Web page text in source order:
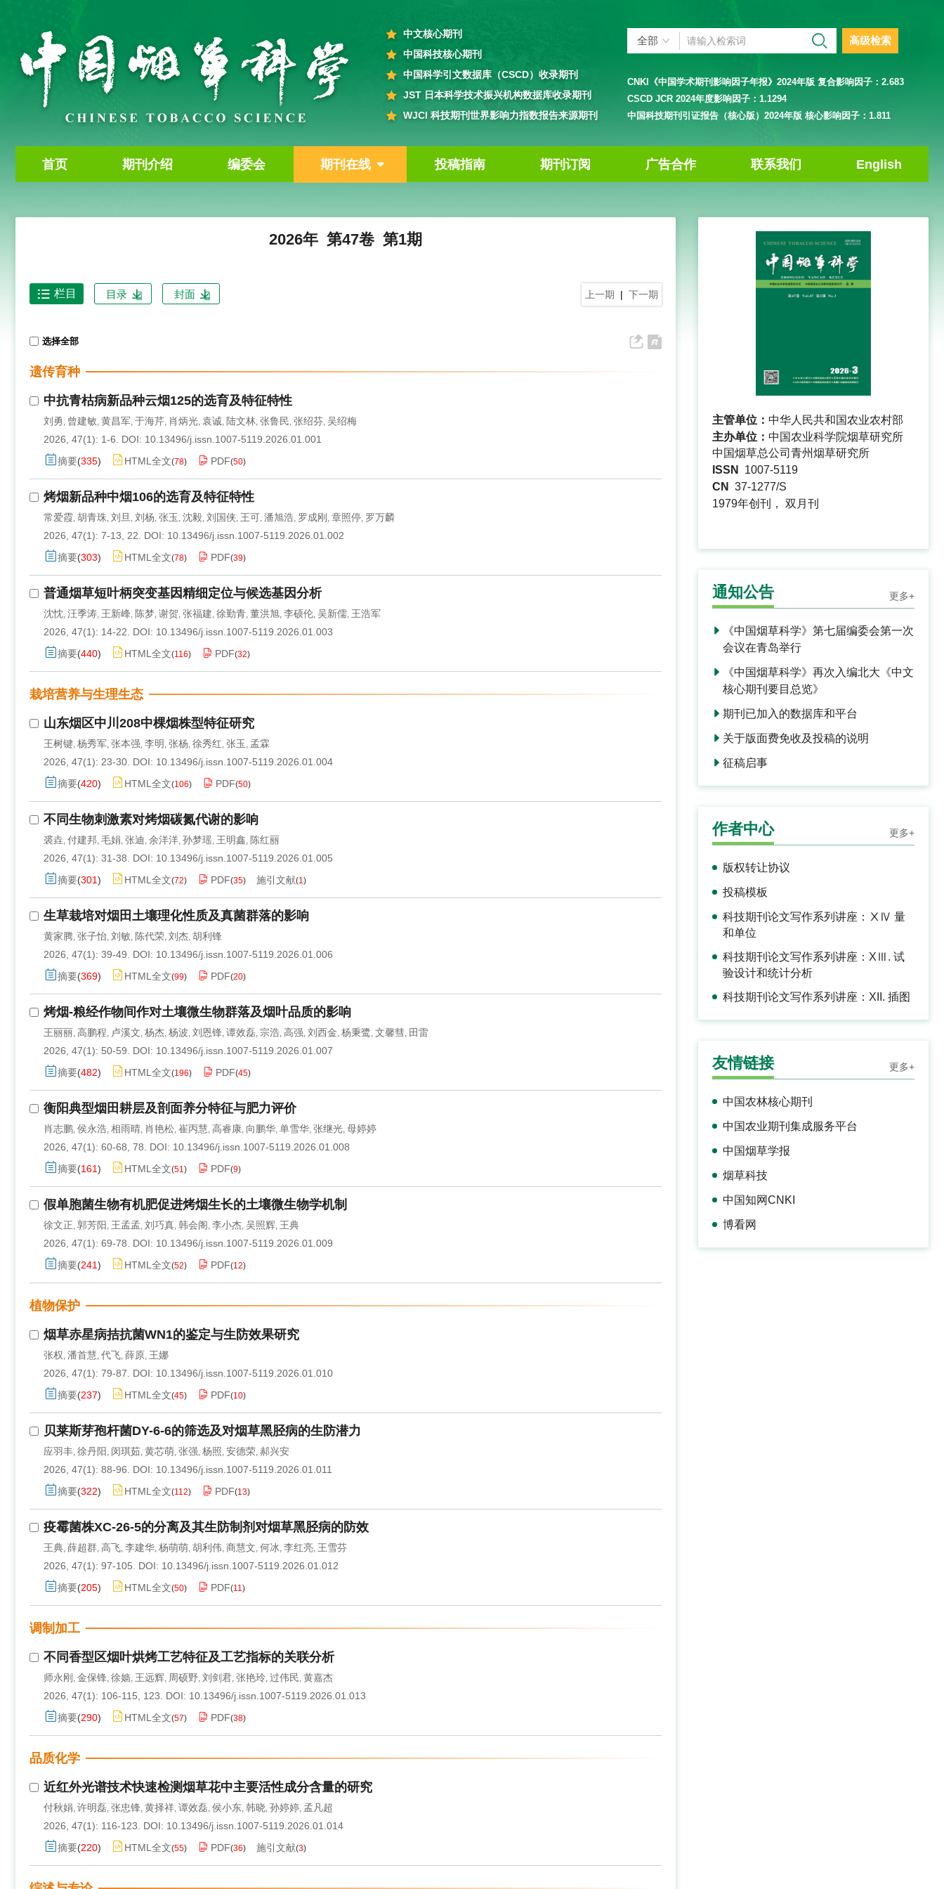
中文核心期刊
中国科技核心期刊
中国科学引文数据库（CSCD）收录期刊
JST 日本科学技术振兴机构数据库收录期刊
WJCI 科技期刊世界影响力指数报告来源期刊
高级检索
CNKI《中国学术期刊影响因子年报》2024年版 复合影响因子： 2.683
CSCD JCR 2024年度影响因子： 1.1294
中国科技期刊引证报告（核心版）2024年版 核心影响因子： 1.811
首页 期刊介绍 编委会 期刊在线 投稿指南 期刊订阅 广告合作 联系我们 English
2026年 第47卷 第1期
上一期 | 下一期
栏目 目录 封面
选择全部
遗传育种
中抗青枯病新品种云烟125的选育及特征特性
刘勇 , 曾建敏, 黄昌军, 于海芹, 肖炳光, 袁诚, 陆文林, 张鲁民, 张绍芬, 吴绍梅
2026, 47(1): 1-6.
DOI: 10.13496/j.issn.1007-5119.2026.01.001
摘要(335) HTML全文(78) PDF(50)
烤烟新品种中烟106的选育及特征特性
常爱霞, 胡青珠, 刘旦 , 刘杨, 张玉 , 沈毅, 刘国侠, 王可, 潘旭浩, 罗成刚 , 章照停, 罗万麟
2026, 47(1): 7-13, 22.
DOI: 10.13496/j.issn.1007-5119.2026.01.002
摘要(303) HTML全文(78) PDF(39)
普通烟草短叶柄突变基因精细定位与候选基因分析
沈忱, 汪季涛, 王新峰, 陈梦, 谢贺, 张福建, 徐勤青, 董洪旭, 李硕伦, 吴新儒, 王浩军
2026, 47(1): 14-22.
DOI: 10.13496/j.issn.1007-5119.2026.01.003
摘要(440) HTML全文(116) PDF(32)
栽培营养与生理生态
山东烟区中川208中棵烟株型特征研究
王树键, 杨秀军, 张本强, 李明 , 张杨, 徐秀红, 张玉 , 孟霖
2026, 47(1): 23-30. DOI: 10.13496/j.issn.1007-5119.2026.01.004
摘要(420) HTML全文(106) PDF(50)
不同生物刺激素对烤烟碳氮代谢的影响
裘垚, 付建邦, 毛娟, 张迪 , 余洋洋, 孙梦瑶, 王明鑫, 陈红丽
2026, 47(1): 31-38.
DOI: 10.13496/j.issn.1007-5119.2026.01.005
摘要(301) HTML全文(72) PDF(35) 施引文献(1)
生草栽培对烟田土壤理化性质及真菌群落的影响
黄家腾, 张子怡, 刘敏, 陈代荣, 刘杰, 胡利锋
2026, 47(1): 39-49.
DOI: 10.13496/j.issn.1007-5119.2026.01.006
摘要(369) HTML全文(99) PDF(20)
烤烟-粮经作物间作对土壤微生物群落及烟叶品质的影响
王丽丽, 高鹏程, 卢溪文, 杨杰, 杨波, 刘恩锋, 谭效磊, 宗浩, 高强, 刘西金, 杨秉鹭, 文馨彗, 田雷
2026, 47(1): 50-59.
DOI: 10.13496/j.issn.1007-5119.2026.01.007
摘要(482) HTML全文(196) PDF(45)
衡阳典型烟田耕层及剖面养分特征与肥力评价
肖志鹏, 侯永浩, 相雨晴, 肖艳松, 崔丙慧, 高睿康, 向鹏华, 单雪华, 张继光, 母婷婷
2026, 47(1): 60-68, 78.
DOI: 10.13496/j.issn.1007-5119.2026.01.008
摘要(161) HTML全文(51) PDF(9)
假单胞菌生物有机肥促进烤烟生长的土壤微生物学机制
徐文正, 郭芳阳, 王孟孟, 刘巧真, 韩会阁, 李小杰, 吴照辉, 王典
2026, 47(1): 69-78.
DOI: 10.13496/j.issn.1007-5119.2026.01.009
摘要(241) HTML全文(52) PDF(12)
植物保护
烟草赤星病拮抗菌WN1的鉴定与生防效果研究
张权, 潘首慧, 代飞, 薛原, 王娜
2026, 47(1): 79-87.
DOI: 10.13496/j.issn.1007-5119.2026.01.010
摘要(237) HTML全文(45) PDF(10)
贝莱斯芽孢杆菌DY-6-6的筛选及对烟草黑胫病的生防潜力
应羽丰, 徐丹阳, 闵琪茹, 黄芯萌, 张强, 杨照, 安德荣, 郝兴安
2026, 47(1): 88-96.
DOI: 10.13496/j.issn.1007-5119.2026.01.011
摘要(322) HTML全文(112) PDF(13)
疫霉菌株XC-26-5的分离及其生防制剂对烟草黑胫病的防效
王典, 薛超群, 高飞, 李建华, 杨萌萌, 胡利伟, 商慧文, 何冰, 李红亮, 王雪芬
2026, 47(1): 97-105.
DOI: 10.13496/j.issn.1007-5119.2026.01.012
摘要(205) HTML全文(50) PDF(11)
调制加工
不同香型区烟叶烘烤工艺特征及工艺指标的关联分析
师永刚 , 金保锋, 徐嫱, 王远辉, 周硕野, 刘剑君, 张艳玲, 过伟民, 黄嘉杰
2026, 47(1): 106-115, 123.
DOI: 10.13496/j.issn.1007-5119.2026.01.013
摘要(290) HTML全文(57) PDF(38)
品质化学
近红外光谱技术快速检测烟草花中主要活性成分含量的研究
付秋娟, 许明磊, 张忠锋, 黄择祥, 谭效磊, 侯小东, 韩晓, 孙婷婷, 孟凡超
2026, 47(1): 116-123.
DOI: 10.13496/j.issn.1007-5119.2026.01.014
摘要(220) HTML全文(55) PDF(36) 施引文献(3)
主管单位： 中华人民共和国农业农村部
主办单位： 中国农业科学院烟草研究所
中国烟草总公司青州烟草研究所
ISSN
1007-5119
CN
37-1277/S
1979年创刊， 双月刊
通知公告 更多+
《中国烟草科学》第七届编委会第一次
会议在青岛举行
《中国烟草科学》再次入编北大《中文
核心期刊要目总览》
期刊已加入的数据库和平台
关于版面费免收及投稿的说明
征稿启事
作者中心 更多+
版权转让协议
投稿模板
科技期刊论文写作系列讲座：ⅩⅣ 量
和单位
科技期刊论文写作系列讲座：XⅢ. 试
验设计和统计分析
科技期刊论文写作系列讲座：XII. 插图
友情链接 更多+
中国农林核心期刊
中国农业期刊集成服务平台
中国烟草学报
烟草科技
中国知网CNKI
博看网